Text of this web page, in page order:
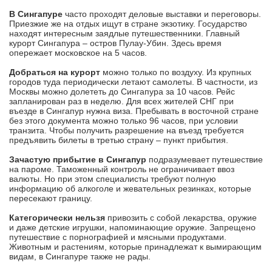
В Сингапуре часто проходят деловые выставки и переговоры.
Приезжие же на отдых ищут в стране экзотику. Государство
находят интересным заядлые путешественники. Главный
курорт Сингапура – остров Пулау-Убин. Здесь время
опережает московское на 5 часов.
Добраться на курорт можно только по воздуху. Из крупных
городов туда периодически летают самолеты. В частности, из
Москвы можно долететь до Сингапура за 10 часов. Рейс
запланирован раз в неделю. Для всех жителей СНГ при
въезде в Сингапур нужна виза. Пребывать в восточной стране
без этого документа можно только 96 часов, при условии
транзита. Чтобы получить разрешение на въезд требуется
предъявить билеты в третью страну – пункт прибытия.
Зачастую прибытие в Сингапур подразумевает путешествие
на пароме. Таможенный контроль не ограничивает ввоз
валюты. Но при этом специалисты требуют полную
информацию об алкоголе и жевательных резинках, которые
пересекают границу.
Категорически нельзя привозить с собой лекарства, оружие
и даже детские игрушки, напоминающие оружие. Запрещено
путешествие с порнографией и мясными продуктами.
Животным и растениям, которые принадлежат к вымирающим
видам, в Сингапуре также не рады.